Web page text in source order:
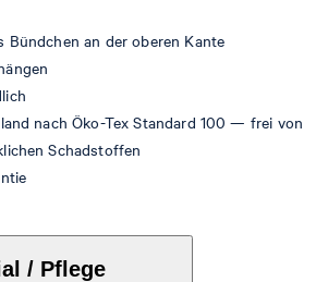
Bündchen an der oberen Kante
nach Öko-Tex Standard 100 — frei von
Schadstoffen
/ Pflege